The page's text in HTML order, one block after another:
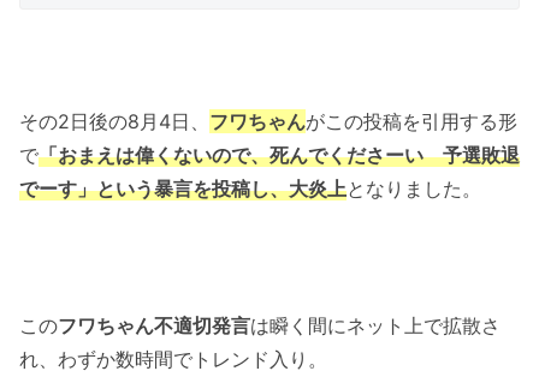
その2日後の8月4日、 フワちゃんがこの投稿を引用する形
で「おまえは偉くないので、死んでくださーい 予選敗退
でーす」という暴言を投稿し、大炎上となりました。
このフワちゃん不適切発言は瞬く間にネット上で拡散さ
れ、わずか数時間でトレンド入り。